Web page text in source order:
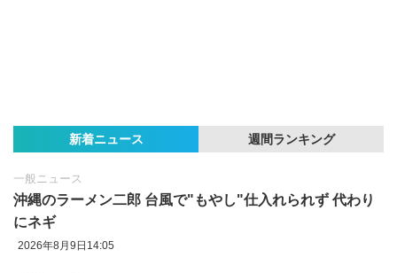
新着ニュース 週間ランキング
一般ニュース
沖縄のラーメン二郎 台風で"もやし"仕入れられず 代わり
にネギ
2026年8月9日14:05